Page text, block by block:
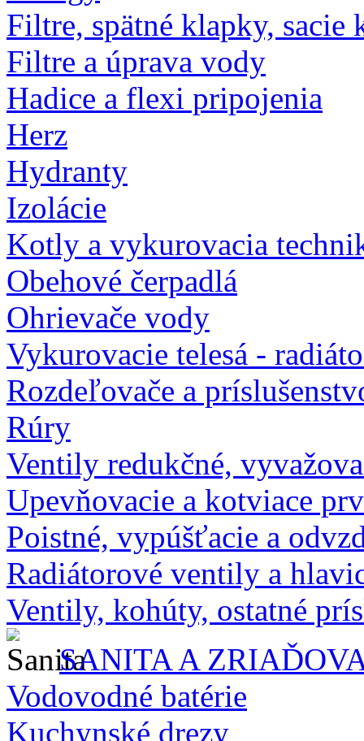
Filtre, spätné klapky, sacie
Filtre a úprava vody
Hadice a flexi pripojenia
Herz
Hydranty
Izolácie
Kotly a vykurovacia
Obehové čerpadlá
Ohrievače vody
Vykurovacie telesá -
Rozdeľovače a
Rúry
Ventily redukčné,
Upevňovacie a kotviace
Poistné, vypúšťacie a
Radiátorové ventily a
Ventily, kohúty, ostatné
SANITA A
Vodovodné batérie
Kuchynské drezy